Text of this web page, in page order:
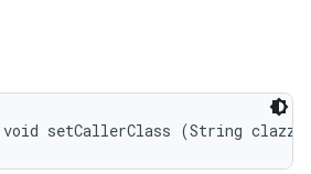
setCallerClass (String clazz)